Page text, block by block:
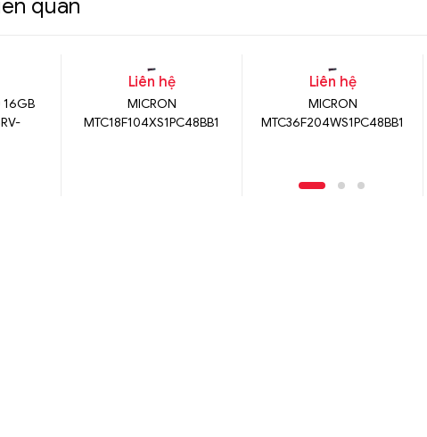
quan
16GB
Liên hệ
MICRON
MTC18F104XS1PC48BB1
Liên hệ
MICRON
MTC36F204WS1PC48BB1